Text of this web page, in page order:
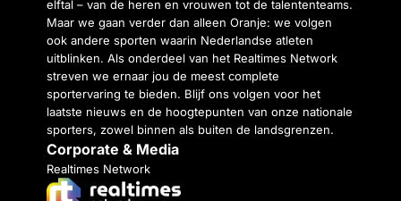
elftal – van de heren en vrouwen tot de talententeams.
Maar we gaan verder dan alleen Oranje: we volgen
ook andere sporten waarin Nederlandse atleten
uitblinken. Als onderdeel van het Realtimes Network
streven we ernaar jou de meest complete
sportervaring te bieden. Blijf ons volgen voor het
laatste nieuws en de hoogtepunten van onze nationale
sporters, zowel binnen als buiten de landsgrenzen.
Corporate & Media
Realtimes Network